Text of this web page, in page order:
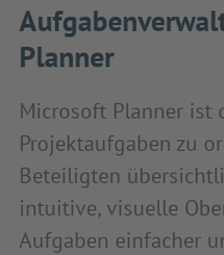
Planner
Microsoft Planner ist
Projektaufgaben zu
Beteiligten
intuitive, visuelle
Aufgaben einfacher